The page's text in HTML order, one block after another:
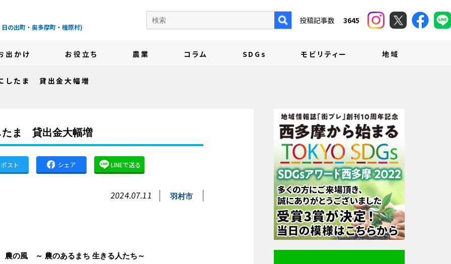
の出町・奥多摩町・檜原村)
出かけ お役立ち 農業 コラム SDGs モビリティー 地域
投稿記事数 3645
たま 貸出金大幅増
ま 貸出金大幅増
ポスト シェア LINEで送る
2024.07.11 羽村市
の風 ～ 農のあるまち 生きる人たち～